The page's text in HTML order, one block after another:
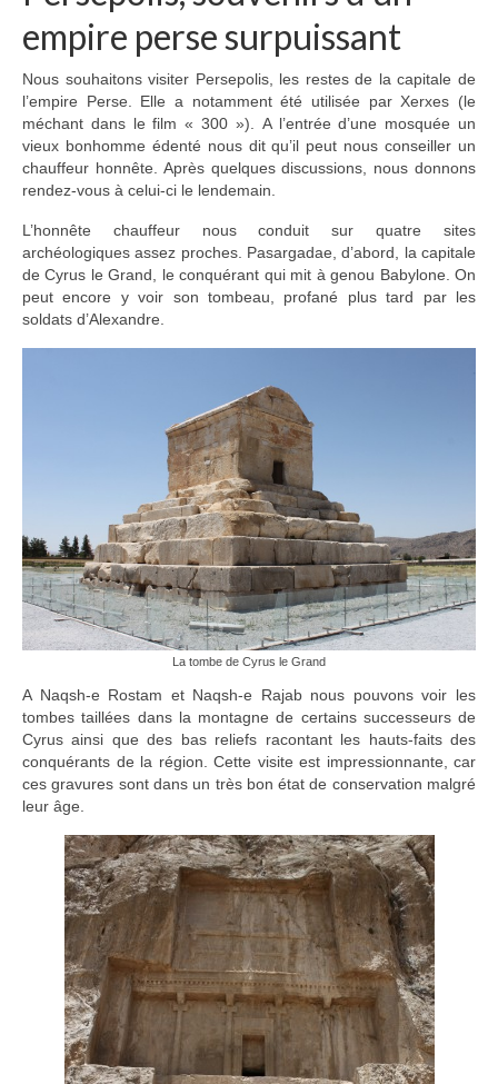
empire perse surpuissant
Nous souhaitons visiter Persepolis, les restes de la capitale de
l’empire Perse. Elle a notamment été utilisée par Xerxes (le
méchant dans le film « 300 »). A l’entrée d’une mosquée un
vieux bonhomme édenté nous dit qu’il peut nous conseiller un
chauffeur honnête. Après quelques discussions, nous donnons
rendez-vous à celui-ci le lendemain.
L’honnête chauffeur nous conduit sur quatre sites
archéologiques assez proches. Pasargadae, d’abord, la capitale
de Cyrus le Grand, le conquérant qui mit à genou Babylone. On
peut encore y voir son tombeau, profané plus tard par les
soldats d’Alexandre.
La tombe de Cyrus le Grand
A Naqsh-e Rostam et Naqsh-e Rajab nous pouvons voir les
tombes taillées dans la montagne de certains successeurs de
Cyrus ainsi que des bas reliefs racontant les hauts-faits des
conquérants de la région. Cette visite est impressionnante, car
ces gravures sont dans un très bon état de conservation malgré
leur âge.